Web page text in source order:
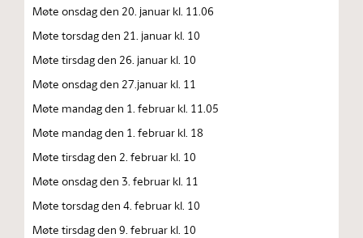
Møte onsdag den 20. januar kl. 11.06
Møte torsdag den 21. januar kl. 10
Møte tirsdag den 26. januar kl. 10
Møte onsdag den 27.januar kl. 11
Møte mandag den 1. februar kl. 11.05
Møte mandag den 1. februar kl. 18
Møte tirsdag den 2. februar kl. 10
Møte onsdag den 3. februar kl. 11
Møte torsdag den 4. februar kl. 10
Møte tirsdag den 9. februar kl. 10